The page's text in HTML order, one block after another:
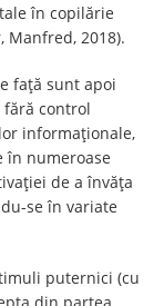
în copilărie
Manfred, 2018).
față sunt apoi
fără control
informaționale,
în numeroase
de a învăța
se în variate
puternici (cu